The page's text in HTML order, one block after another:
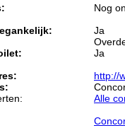
Nog
Ja
Ja
http://
Alle